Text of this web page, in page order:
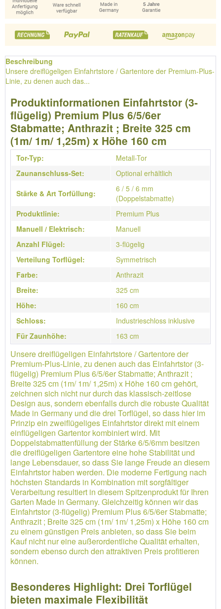
Beschreibung
Unsere dreiflügeligen Einfahrtstore / Gartentore der Premium-Plus-
Linie, zu denen auch das...
Produktinformationen Einfahrtstor (3-
flügelig) Premium Plus 6/5/6er
Stabmatte; Anthrazit ; Breite 325 cm
(1m/ 1m/ 1,25m) x Höhe 160 cm
Tor-Typ:
Metall-Tor
Zaunanschluss-Set:
Optional erhältlich
Stärke & Art Torfüllung:
6 / 5 / 6 mm
(Doppelstabmatte)
Produktlinie:
Premium Plus
Manuell / Elektrisch:
Manuell
Anzahl Flügel:
3-flügelig
Verteilung Torflügel:
Symmetrisch
Farbe:
Anthrazit
Breite:
325 cm
Höhe:
160 cm
Schloss:
Industrieschloss inklusive
Für Zaunhöhe:
163 cm
Unsere dreiflügeligen Einfahrtstore / Gartentore der
Premium-Plus-Linie, zu denen auch das Einfahrtstor (3-
flügelig) Premium Plus 6/5/6er Stabmatte; Anthrazit ;
Breite 325 cm (1m/ 1m/ 1,25m) x Höhe 160 cm gehört,
zeichnen sich nicht nur durch das klassisch-zeitlose
Design aus, sondern ebenfalls durch die robuste Qualität
Made in Germany und die drei Torflügel, so dass hier im
Prinzip ein zweiflügeliges Einfahrtstor direkt mit einem
einflügeligen Gartentor kombiniert wird. Mit
Doppelstabmattenfüllung der Stärke 6/5/6mm besitzen
die dreiflügeligen Gartentore eine hohe Stabilität und
lange Lebensdauer, so dass Sie lange Freude an diesem
Einfahrtstor haben werden. Die moderne Fertigung nach
höchsten Standards in Kombination mit sorgfältiger
Verarbeitung resultiert in diesem Spitzenprodukt für Ihren
Garten Made in Germany. Gleichzeitig können wir das
Einfahrtstor (3-flügelig) Premium Plus 6/5/6er Stabmatte;
Anthrazit ; Breite 325 cm (1m/ 1m/ 1,25m) x Höhe 160 cm
zu einem günstigen Preis anbieten, so dass Sie beim
Kauf nicht nur eine außerordentliche Qualität erhalten,
sondern ebenso durch den attraktiven Preis profitieren
können.
Besonderes Highlight: Drei Torflügel
bieten maximale Flexibilität